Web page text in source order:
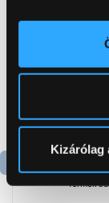
Az Ön
módjairól és
pontban.
Kizárólag
Termék